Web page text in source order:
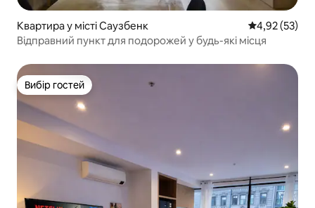
Квартира у місті Саузбенк Середня
4,92 (53)
Відправний пункт для подорожей у будь-які місця
Вибір гостей
Вибір гостей